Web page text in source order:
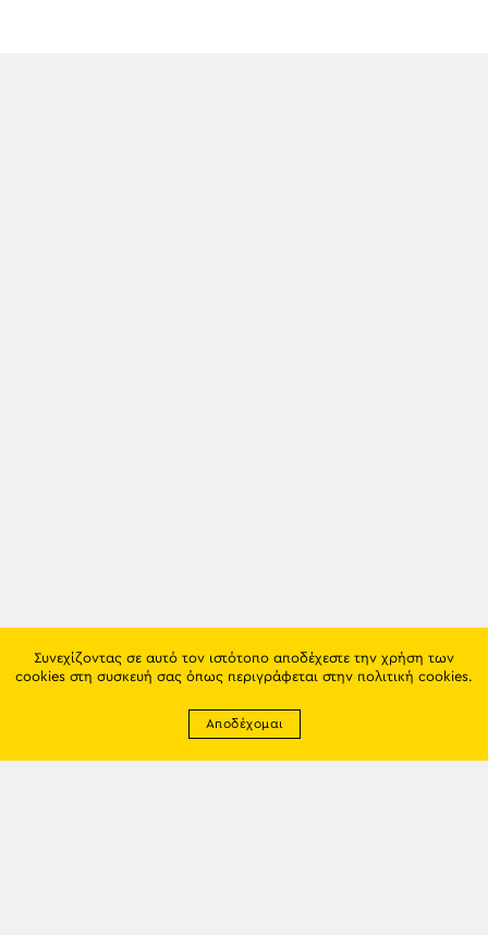
Συνεχίζοντας σε αυτό τον ιστότοπο αποδέχεστε την χρήση των
cookies στη συσκευή σας όπως περιγράφεται στην πολιτική cookies.
Αποδέχομαι